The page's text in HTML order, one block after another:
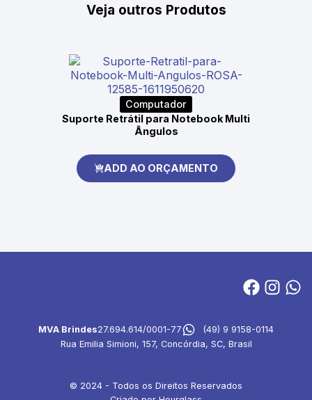
Veja outros Produtos
Computador
Suporte Retrátil para Notebook Multi
Ângulos
ADD AO ORÇAMENTO
MVA Brindes27.694.614/0001-77
(49) 9 9158-0114
Rua Emilia Simioni, 157, Concórdia, SC, Brasil
© 2024 - Todos os Direitos Reservados